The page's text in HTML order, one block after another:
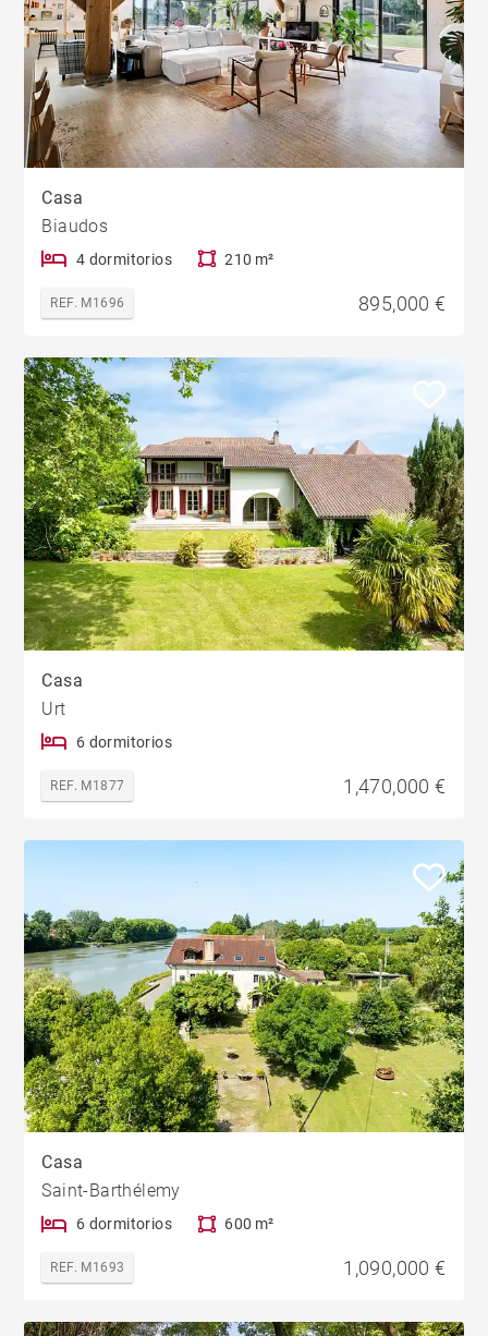
Casa
Biaudos
4 dormitorios 210 m²
REF. M1696 895,000 €
Casa
Urt
6 dormitorios
REF. M1877 1,470,000 €
Casa
Saint-Barthélemy
6 dormitorios 600 m²
REF. M1693 1,090,000 €